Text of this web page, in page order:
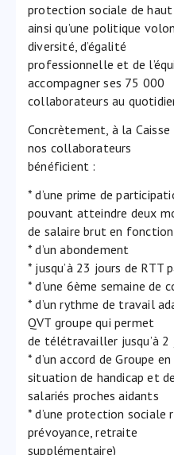
protection sociale de haut
ainsi qu’une politique
diversité, d’égalité
professionnelle et de
accompagner ses 75 000
collaborateurs au
Concrètement, à la
nos collaborateurs
bénéficient :
* d’une prime de
pouvant atteindre deux
de salaire brut en
* d’un abondement
* jusqu’à 23 jours de RTT
* d’une 6ème semaine de
* d’un rythme de travail
QVT groupe qui permet
de télétravailler jusqu’à 2
* d’un accord de Groupe
situation de handicap et
salariés proches aidants
* d’une protection
prévoyance, retraite
supplémentaire)